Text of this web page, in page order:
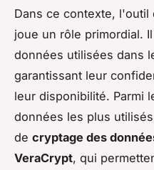
Dans ce contexte,
joue un rôle primordial.
données utilisées dans
garantissant leur
leur disponibilité. Parmi
données les plus
de cryptage des
VeraCrypt, qui